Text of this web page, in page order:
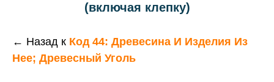
(включая клепку)
← Назад к Код 44: Древесина И Изделия Из
Нее; Древесный Уголь